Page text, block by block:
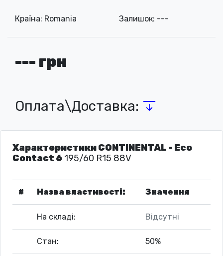
Країна: Romania Залишок: ---
--- грн
Оплата\Доставка:
Характеристики CONTINENTAL - Eco
Contact 6 195/60 R15 88V
# Назва властивості: Значення
На складі: Відсутні
Стан: 50%